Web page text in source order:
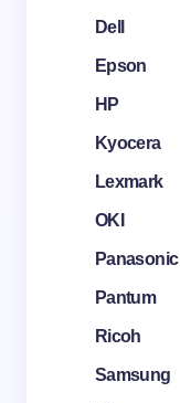
Dell
Epson
HP
Kyocera
Lexmark
OKI
Panasonic
Pantum
Ricoh
Samsung